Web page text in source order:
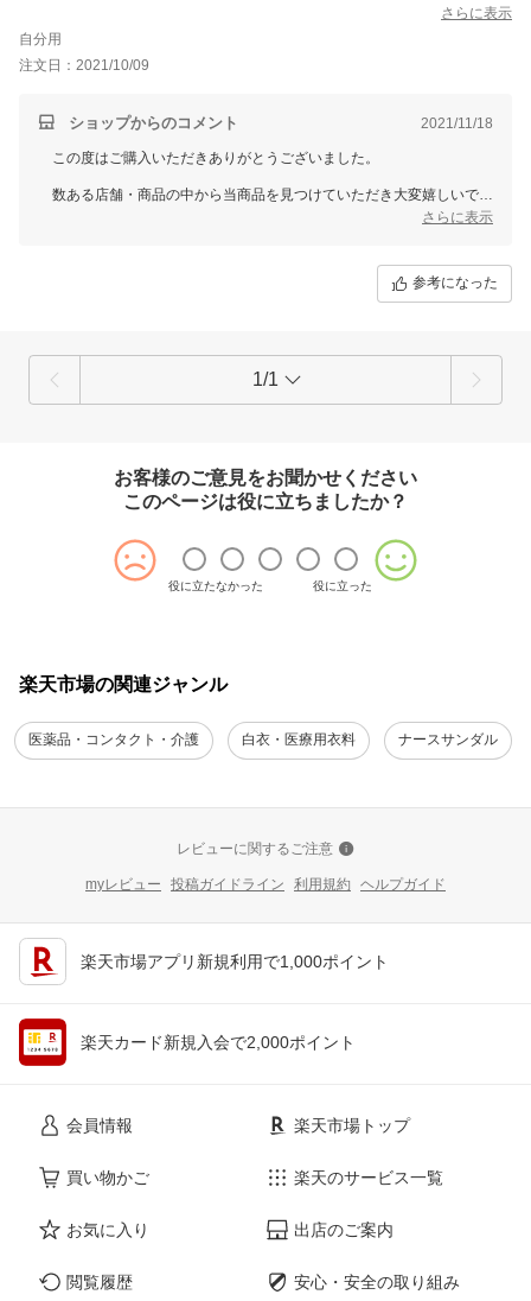
さらに表示
自分用
注文日：2021/10/09
ショップからのコメント 2021/11/18
この度はご購入いただきありがとうございました。
数ある店舗・商品の中から当商品を見つけていただき大変嬉しいで
さらに表示
参考になった
1/1
お客様のご意見をお聞かせください
このページは役に立ちましたか？
役に立たなかった 役に立った
楽天市場の関連ジャンル
医薬品・コンタクト・介護 白衣・医療用衣料 ナースサンダル
レビューに関するご注意
myレビュー 投稿ガイドライン 利用規約 ヘルプガイド
楽天市場アプリ新規利用で1,000ポイント
楽天カード新規入会で2,000ポイント
会員情報
買い物かご
お気に入り
閲覧履歴
楽天市場トップ
楽天のサービス一覧
出店のご案内
安心・安全の取り組み